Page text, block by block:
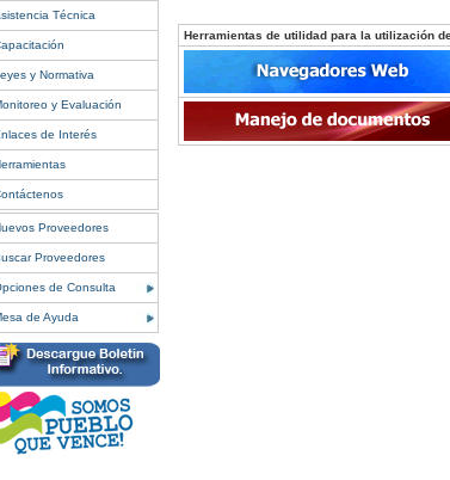
Técnica
y Normativa
y Evaluación
de Interés
Proveedores
Proveedores
de Consulta
de Ayuda
Herramientas de utilidad para la utilización